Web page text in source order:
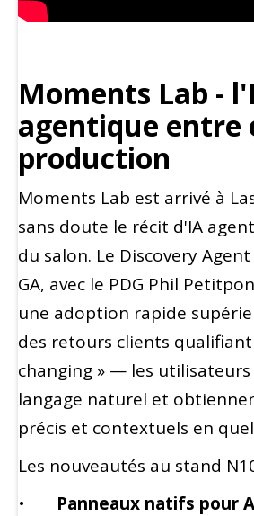
Moments Lab -
agentique entre
production
Moments Lab est arrivé à
sans doute le récit d'IA
du salon. Le Discovery
GA, avec le PDG Phil
une adoption rapide
des retours clients
changing » — les
langage naturel et
précis et contextuels en
Les nouveautés au stand
• Panneaux natifs pour